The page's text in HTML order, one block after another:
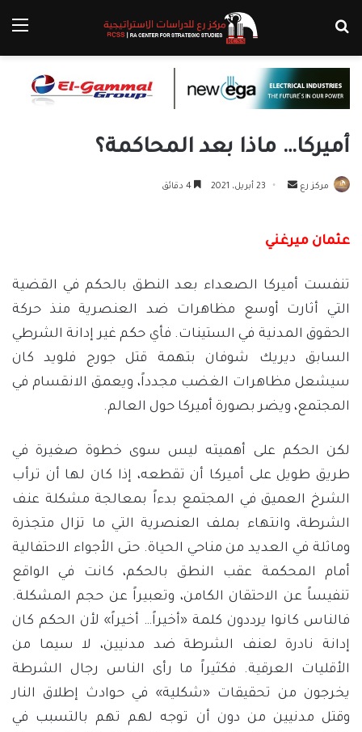
أميركا… ماذا بعد المحاكمة؟
مركز رع
أرسل 23 أبريل، 2021
عثمان ميرغني
تنفست أميركا الصعداء بعد النطق بالحكم في القضية
التي أثارت أوسع مظاهرات ضد العنصرية منذ حركة
الحقوق المدنية في الستينات. فأي حكم غير إدانة الشرطي
السابق ديريك شوفان بتهمة قتل جورج فلويد كان
سيشعل مظاهرات الغضب مجدداً، ويعمق الانقسام في
المجتمع، ويضر بصورة أميركا حول العالم.
لكن الحكم على أهميته ليس سوى خطوة صغيرة في
طريق طويل على أميركا أن تقطعه، إذا كان لها أن ترأب
الشرخ العميق في المجتمع بدءاً بمعالجة مشكلة عنف
الشرطة، وانتهاء بملف العنصرية التي ما تزال متجذرة
وماثلة في العديد من مناحي الحياة. حتى الأجواء الاحتفالية
أمام المحكمة عقب النطق بالحكم، كانت في الواقع
تنفيساً عن الاحتقان الكامن، وتعبيراً عن حجم المشكلة.
فالناس كانوا يرددون كلمة «أخيراً… أخيراً» لأن الحكم كان
إدانة نادرة لعنف الشرطة ضد مدنيين، لا سيما من
الأقليات العرقية. فكثيراً ما رأى الناس رجال الشرطة
يخرجون من تحقيقات «شكلية» في حوادث إطلاق النار
وقتل مدنيين من دون أن توجه لهم تهم بالتسبب في